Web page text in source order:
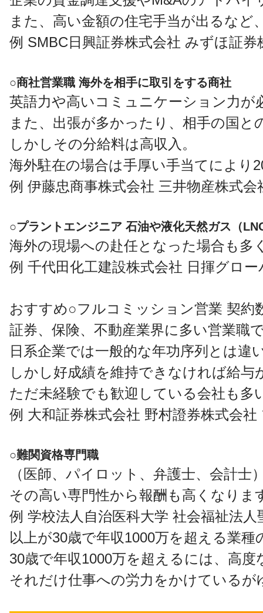
また、高い金額の住宅手当が出るな
例 SMBC日興証券株式会社 みずほ証
○商社営業職 海外を相手に取引をする商社
英語力や高いコミュニケーション力が
また、出張が多かったり、相手の国
しかしその分給料は高収入。
海外駐在の場合は手厚い手当てにより
例 伊藤忠商事株式会社 三井物産株式
○プラントエンジニア 石油や液化天然ガス（
海外の現場への赴任となった場合も
例 千代田化工建設株式会社 日揮グロ
おすすめ○フルコミッション営業 契
証券、保険、不動産業界に多い営業職
日系企業では一般的な年功序列とは
しかし好成績を維持できなければ給
ただ未経験でも歓迎している会社も
例 大和証券株式会社 野村證券株式会
○難関資格専門職
（医師、パイロット、弁護士、会計
その高い専門性から報酬も高くなりま
例 学校法人自治医科大学 社会福祉法
以上が30歳で年収1000万を超える業種
30歳で年収1000万を超えるには、高
それだけ仕事への労力をかけている